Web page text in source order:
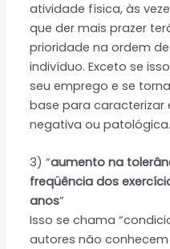
atividade física, às
que der mais prazer
prioridade na ordem
indivíduo. Exceto se
seu emprego e se
base para caracterizar
negativa ou patológica.
3) “aumento na
freqüência dos
anos”
Isso se chama
autores não